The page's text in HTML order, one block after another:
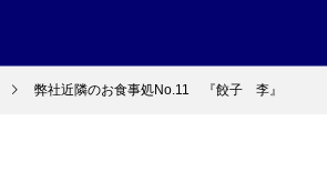
弊社近隣のお食事処No.11 『餃子 李』